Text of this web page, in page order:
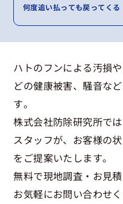
何度追い払っても戻ってくる
ハトのフンによる汚損
どの健康被害、騒音な
す。
株式会社防除研究所で
スタッフが、お客様の
をご提案いたします。
無料で現地調査・お見
お気軽にお問い合わせく